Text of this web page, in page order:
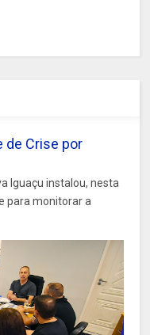
de Crise por
Iguaçu instalou, nesta
para monitorar a